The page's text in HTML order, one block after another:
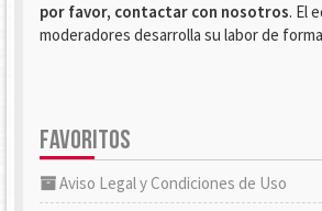
por favor, contactar con nosotros. El
moderadores desarrolla su labor de
FAVORITOS
Aviso Legal y Condiciones de Uso